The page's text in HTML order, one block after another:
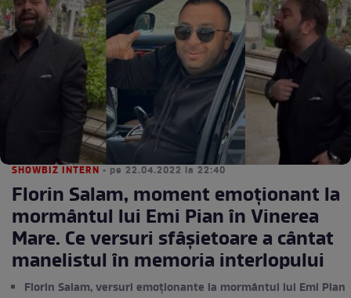
SHOWBIZ INTERN • pe 22.04.2022 la 22:40
Florin Salam, moment emoționant la
mormântul lui Emi Pian în Vinerea
Mare. Ce versuri sfâșietoare a cântat
manelistul în memoria interlopului
Florin Salam, versuri emoționante la mormântul lui Emi Pian